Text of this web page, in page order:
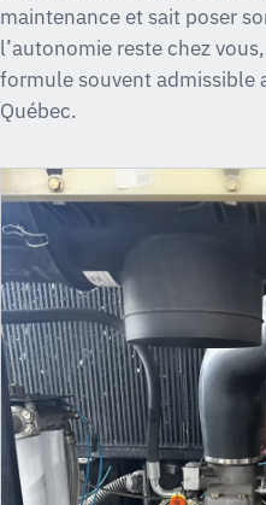
maintenance et sait poser
l’autonomie reste chez
formule souvent admissible
Québec.